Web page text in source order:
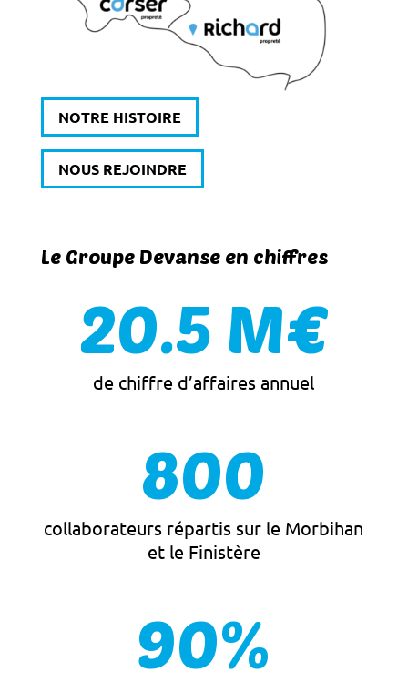
NOTRE HISTOIRE
NOUS REJOINDRE
Le Groupe Devanse en chiffres
20.5 M€
de chiffre d’affaires annuel
800
collaborateurs répartis sur le Morbihan
et le Finistère
90%